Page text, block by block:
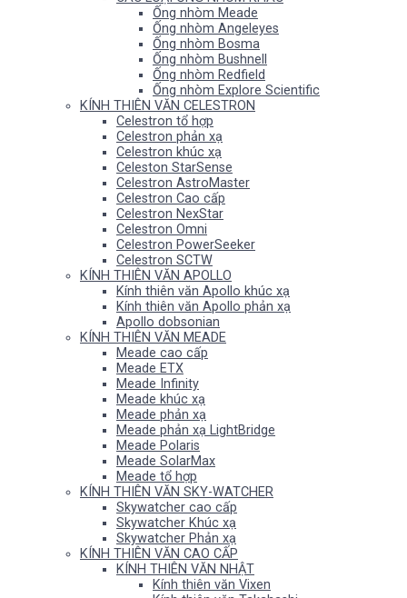
Ống nhòm Meade
Ống nhòm Angeleyes
Ống nhòm Bosma
Ống nhòm Bushnell
Ống nhòm Redfield
Ống nhòm Explore Scientific
KÍNH THIÊN VĂN CELESTRON
Celestron tổ hợp
Celestron phản xạ
Celestron khúc xạ
Celeston StarSense
Celestron AstroMaster
Celestron Cao cấp
Celestron NexStar
Celestron Omni
Celestron PowerSeeker
Celestron SCTW
KÍNH THIÊN VĂN APOLLO
Kính thiên văn Apollo khúc xạ
Kính thiên văn Apollo phản xạ
Apollo dobsonian
KÍNH THIÊN VĂN MEADE
Meade cao cấp
Meade ETX
Meade Infinity
Meade khúc xạ
Meade phản xạ
Meade phản xạ LightBridge
Meade Polaris
Meade SolarMax
Meade tổ hợp
KÍNH THIÊN VĂN SKY-WATCHER
Skywatcher cao cấp
Skywatcher Khúc xạ
Skywatcher Phản xạ
KÍNH THIÊN VĂN CAO CẤP
KÍNH THIÊN VĂN NHẬT
Kính thiên văn Vixen